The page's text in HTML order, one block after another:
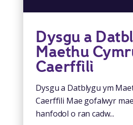
Dysgu a
Maethu
Caerffili
Dysgu a Datblygu ym
Caerffili Mae gofalwyr
hanfodol o ran cadw...